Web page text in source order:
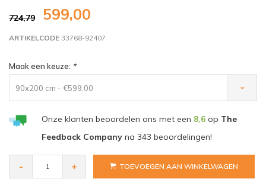
724,79 599,00
ARTIKELCODE 33768-92407
Maak een keuze: *
90x200 cm - €599,00
Onze klanten beoordelen ons met een 8,6op The
Feedback Companyna 343 beoordelingen!
- + TOEVOEGEN AAN WINKELWAGEN